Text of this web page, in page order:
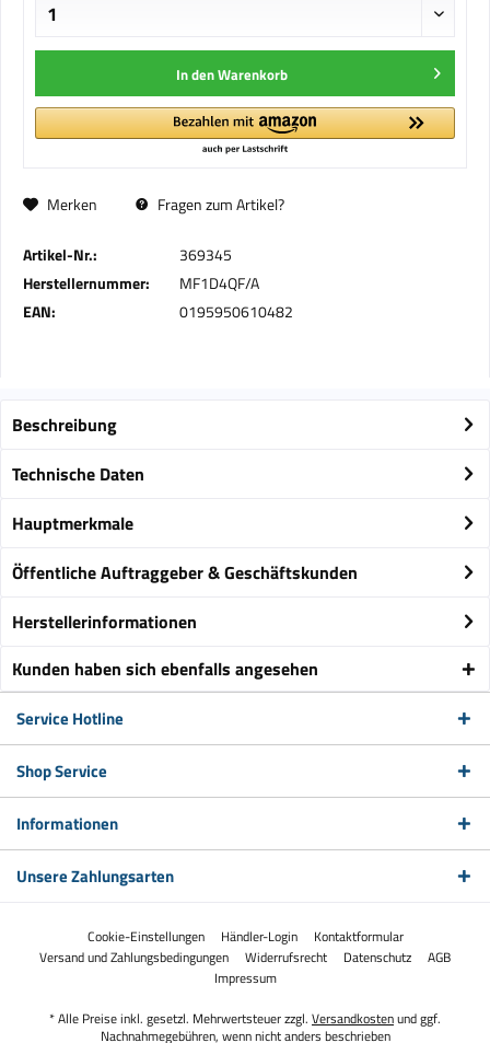
In denWarenkorb
Merken Fragen zum Artikel?
Artikel-Nr.:
369345
Herstellernummer:
MF1D4QF/A
EAN:
0195950610482
Beschreibung
Technische Daten
Hauptmerkmale
Öffentliche Auftraggeber & Geschäftskunden
Herstellerinformationen
Kunden haben sich ebenfalls angesehen
Service Hotline
Shop Service
Informationen
Unsere Zahlungsarten
Cookie-Einstellungen Händler-Login
Kontaktformular
Versand und Zahlungsbedingungen
Widerrufsrecht Datenschutz
AGB
Impressum
* Alle Preise inkl. gesetzl. Mehrwertsteuer zzgl. Versandkostenund ggf.
Nachnahmegebühren, wenn nicht anders beschrieben